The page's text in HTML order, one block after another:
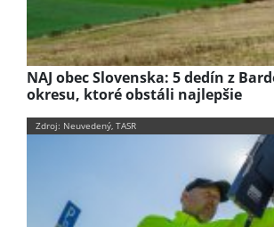
NAJ obec Slovenska: 5 dedín z
okresu, ktoré obstáli najlepšie
Zdroj: Neuvedený, TASR